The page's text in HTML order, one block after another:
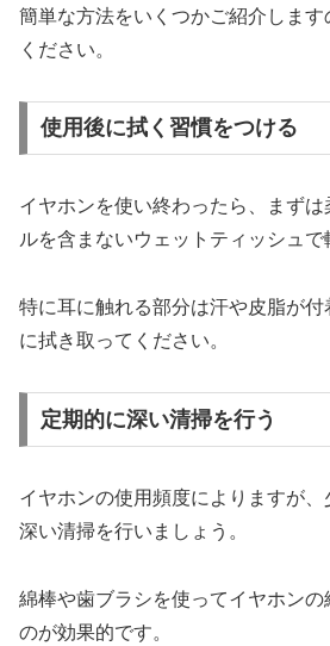
簡単な方法をいくつかご紹介しま
ください。
使用後に拭く習慣をつける
イヤホンを使い終わったら、まず
ルを含まないウェットティッシュで
特に耳に触れる部分は汗や皮脂が
に拭き取ってください。
定期的に深い清掃を行う
イヤホンの使用頻度によりますが
深い清掃を行いましょう。
綿棒や歯ブラシを使ってイヤホン
のが効果的です。